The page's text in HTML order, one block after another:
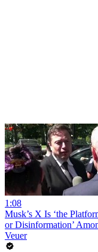
1:08
Musk’s X Is ‘the
or Disinformation’
Veuer